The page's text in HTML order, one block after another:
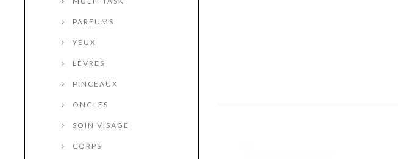
PARFUMS
YEUX
LÈVRES
PINCEAUX
ONGLES
SOIN VISAGE
CORPS